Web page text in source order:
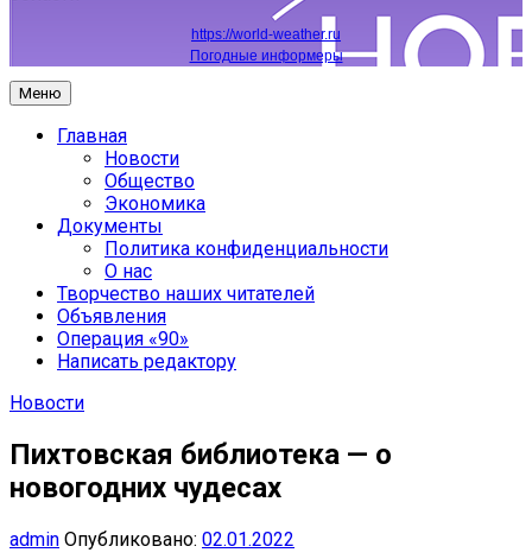
https://world-weather.ru
Погодные информеры
Меню
Главная
Новости
Общество
Экономика
Документы
Политика конфиденциальности
О нас
Творчество наших читателей
Объявления
Операция «90»
Написать редактору
Новости
Пихтовская библиотека — о
новогодних чудесах
admin Опубликовано: 02.01.2022